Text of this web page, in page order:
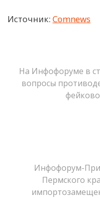
Источник: Comnews
На Инфофоруме в
вопросы
Инфофорум-
Пермского